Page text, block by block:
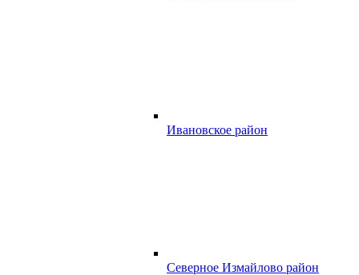
Ивановское район
Северное Измайлово район